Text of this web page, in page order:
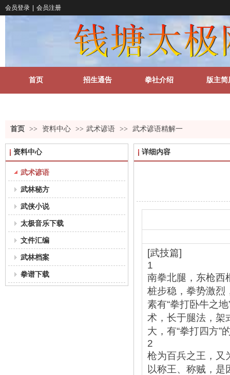
会员登录 会员注册
首页 招生通告 拳社介绍 版主简
首页 >> 资料中心 >> 武术谚语 >> 武术谚语精解一
资料中心
武术谚语
武林秘方
武侠小说
太极音乐下载
文件汇编
武林档案
拳谱下载
详细内容
[武技篇]
1
南拳北腿，东枪西
桩步稳，拳势激烈
素有“拳打卧牛之
术，长于腿法，架
大，有“拳打四方”
2
枪为百兵之王，又
以称王、称贼，